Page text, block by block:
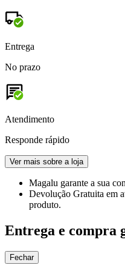
Entrega
No prazo
Atendimento
Responde rápido
Ver mais sobre a loja
Magalu garante a sua
Devolução Gratuita em
produto.
Entrega e compra
Fechar